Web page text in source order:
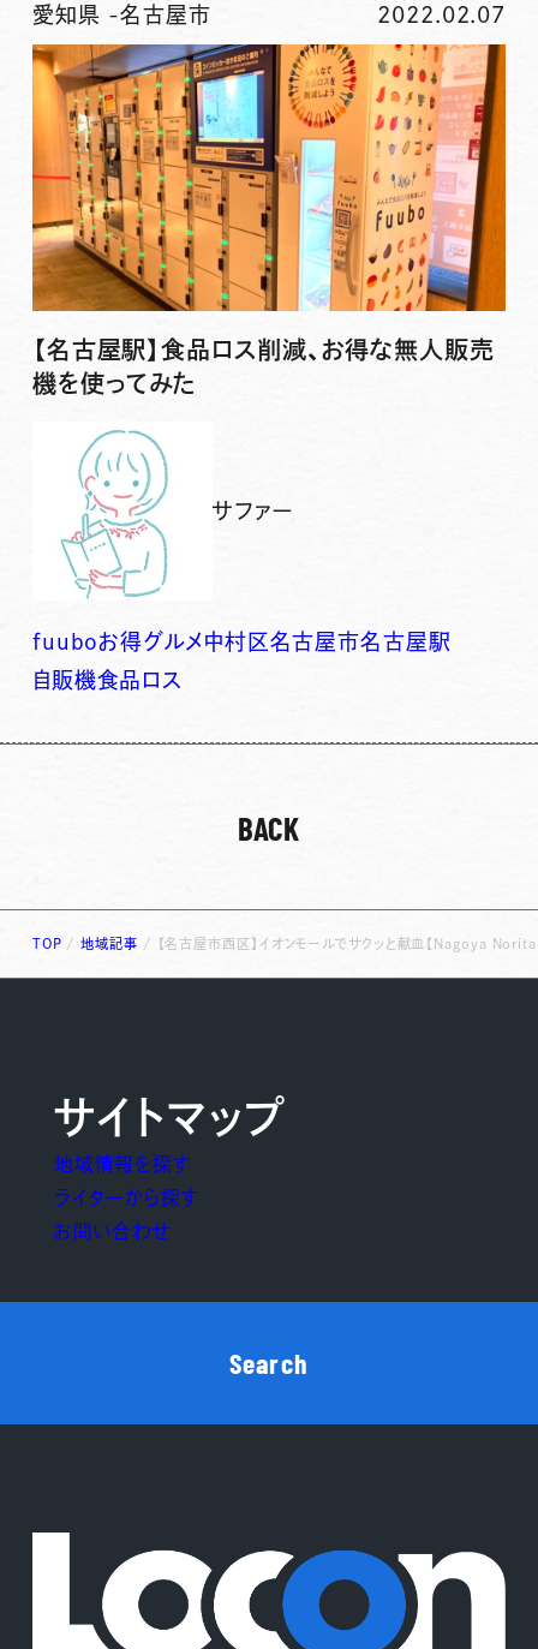
愛知県 -名古屋市 2022.02.07
【名古屋駅】食品ロス削減、お得な無人販売
機を使ってみた
サファー
fuuboお得グルメ 中村区名古屋市名古屋駅
自販機食品ロス
BACK
TOP /地域記事 / 【名古屋市西区】イオンモールでサクッと献血【Nagoya
サイトマップ
地域情報を探す
ライターから探す
お問い合わせ
Search